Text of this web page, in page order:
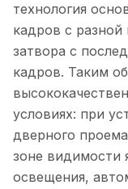
технология
кадров с
затвора с
кадров. Таким
условиях: при
дверного
зоне видимости
освещения,